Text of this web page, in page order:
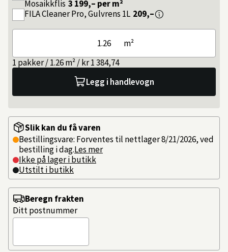
Mosaikkflis 3 199,– per m²
FILACleaner Pro, Gulvrens 1L 209,–
m²
1 pakker / 1.26 m² / kr 1 384,74
Legg i handlevogn
Slik kan du få varen
Bestillingsvare: Forventes til nettlager 8/21/2026, ved
bestilling i dag.Les mer
Ikke på lager i butikk
Utstilt i butikk
Beregn frakten
Ditt postnummer